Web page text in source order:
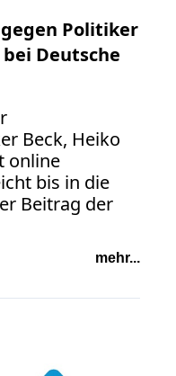
Politiker
Deutsche
Beck, Heiko
online
bis in die
Beitrag der
mehr...